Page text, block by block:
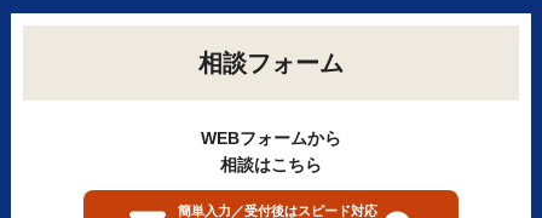
相談フォーム
WEBフォームから
相談はこちら
簡単入力／受付後はスピード対応